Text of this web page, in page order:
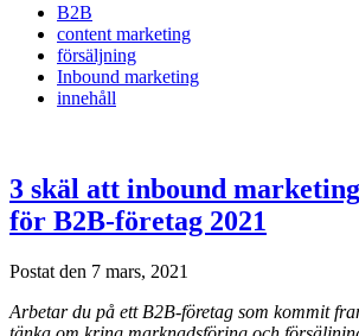
B2B
content marketing
försäljning
Inbound marketing
innehåll
3 skäl att inbound
för B2B-företag 2021
Postat den 7 mars, 2021
Arbetar du på ett B2B-företag som kommit